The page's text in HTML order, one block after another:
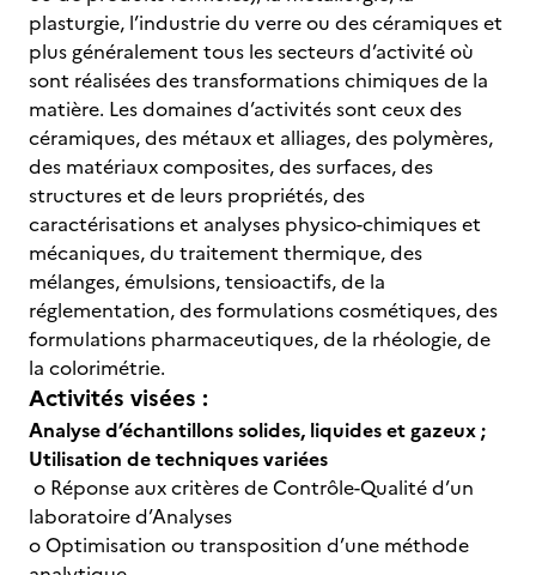
plasturgie, l’industrie du verre ou des céramiques et
plus généralement tous les secteurs d’activité où
sont réalisées des transformations chimiques de la
matière. Les domaines d’activités sont ceux des
céramiques, des métaux et alliages, des polymères,
des matériaux composites, des surfaces, des
structures et de leurs propriétés, des
caractérisations et analyses physico-chimiques et
mécaniques, du traitement thermique, des
mélanges, émulsions, tensioactifs, de la
réglementation, des formulations cosmétiques, des
formulations pharmaceutiques, de la rhéologie, de
la colorimétrie.
Activités visées :
Analyse d’échantillons solides, liquides et gazeux ;
Utilisation de techniques variées
o Réponse aux critères de Contrôle-Qualité d’un
laboratoire d’Analyses
o Optimisation ou transposition d’une méthode